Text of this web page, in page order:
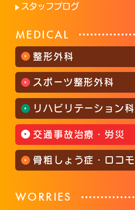
スタッフブログ
MEDICAL
整形外科
スポーツ整形外科
リハビリテーション科
交通事故治療・労災
骨粗しょう症・ロコモ
WORRIES